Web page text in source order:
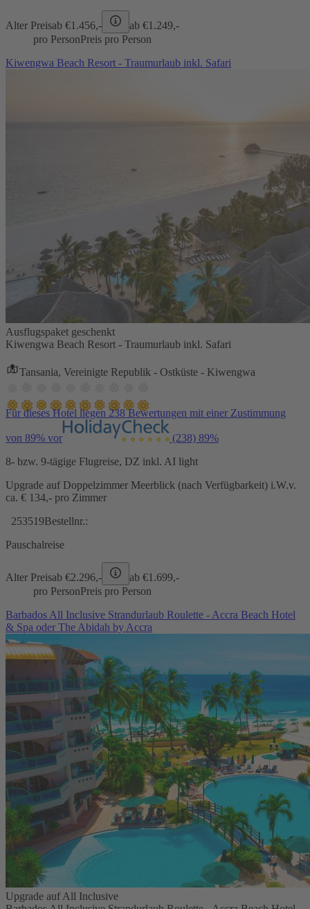
Alter Preisab €1.456,- ab €1.249,-
pro PersonPreis pro Person
Kiwengwa Beach Resort - Traumurlaub inkl. Safari
Ausflugspaket geschenkt
Kiwengwa Beach Resort - Traumurlaub inkl. Safari
Tansania, Vereinigte Republik - Ostküste - Kiwengwa
Für dieses Hotel liegen 238 Bewertungen mit einer Zustimmung
von 89% vor (238) 89%
8- bzw. 9-tägige Flugreise, DZ inkl. AI light
Upgrade auf Doppelzimmer Meerblick (nach Verfügbarkeit) i.W.v.
ca. € 134,- pro Zimmer
253519Bestellnr.:
Pauschalreise
Alter Preisab €2.296,- ab €1.699,-
pro PersonPreis pro Person
Barbados All Inclusive Strandurlaub Roulette - Accra Beach Hotel
& Spa oder The Abidah by Accra
Upgrade auf All Inclusive